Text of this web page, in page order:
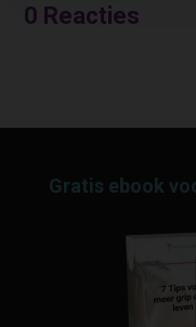
0 Reacties
Gratis ebook